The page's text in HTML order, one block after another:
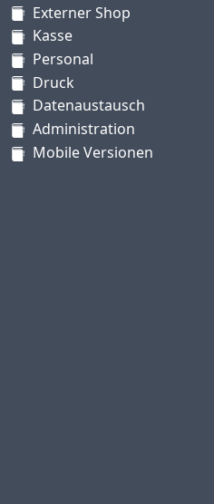
Externer Shop
Kasse
Personal
Druck
Datenaustausch
Administration
Mobile Versionen